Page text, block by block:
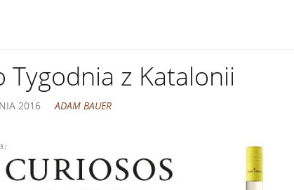
Tygodnia z Katalonii
2016 ADAM BAUER